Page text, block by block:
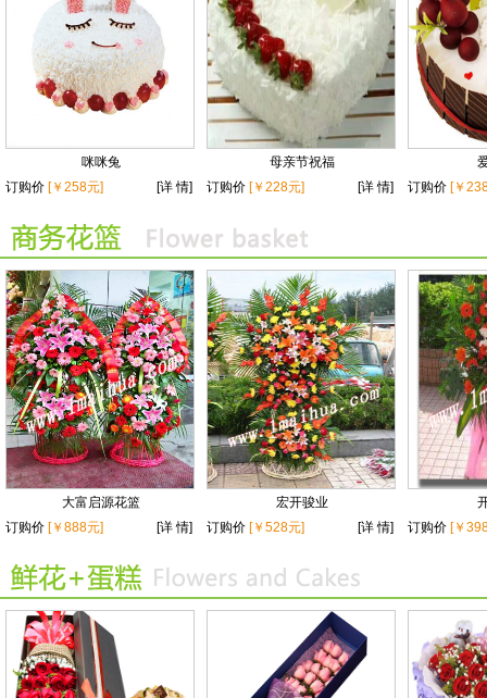
咪咪兔
订购价 [￥258元] [详 情]
母亲节祝福
订购价 [￥228元] [详 情]
订购价 [￥
大富启源花篮
订购价 [￥888元] [详 情]
宏开骏业
订购价 [￥528元] [详 情]
订购价 [￥